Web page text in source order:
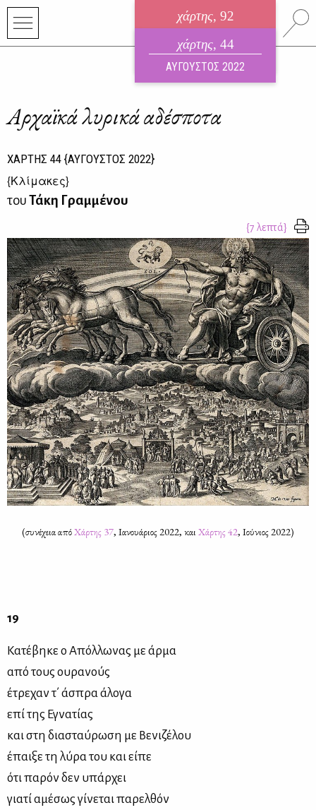
χάρτης, 92
ηλεκτρονικό περιοδικό
ΑΥΓΟΥΣΤΟΣ 2026
χάρτης, 44
ΑΥΓΟΥΣΤΟΣ 2022
Αρχαϊκά λυρικά αδέσποτα
ΧΑΡΤΗΣ 44 {ΑΥΓΟΥΣΤΟΣ 2022}
{Κλίμακες}
τουΤάκη Γραμμένου
{7 λεπτά}
(συ­νέ­χεια απόΧάρ­της 37, Ια­νουά­ριος 2022, και Χάρ­της 42, Ιού­νιος 2022)
19
Κατέβηκε ο Απόλλωνας με άρμα
από τους ουρανούς
έτρεχαν τ΄ άσπρα άλογα
επί της Εγνατίας
και στη διασταύρωση με Βενιζέλου
έπαιξε τη λύρα του και είπε
ότι παρόν δεν υπάρχει
γιατί αμέσως γίνεται παρελθόν